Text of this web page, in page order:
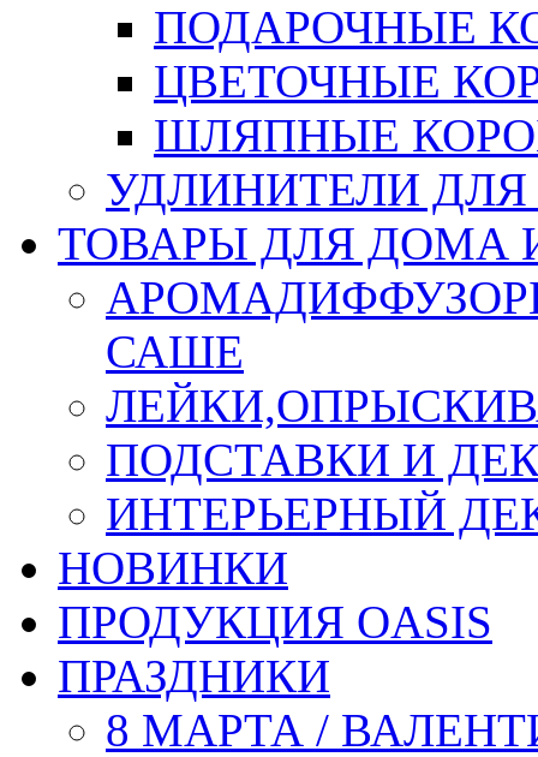
ПОДАРОЧНЫЕ
ЦВЕТОЧНЫЕ
ШЛЯПНЫЕ
УДЛИНИТЕЛИ
ТОВАРЫ ДЛЯ ДОМА
САШЕ
ПОДСТАВКИ И
ИНТЕРЬЕРНЫЙ
НОВИНКИ
ПРОДУКЦИЯ OASIS
ПРАЗДНИКИ
8 МАРТА /